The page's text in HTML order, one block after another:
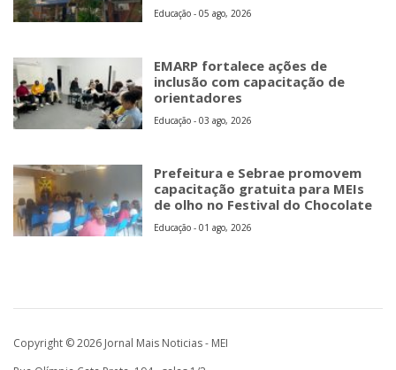
Educação - 05 ago, 2026
EMARP fortalece ações de
inclusão com capacitação de
orientadores
Educação - 03 ago, 2026
Prefeitura e Sebrae promovem
capacitação gratuita para MEIs
de olho no Festival do Chocolate
Educação - 01 ago, 2026
Copyright © 2026 Jornal Mais Noticias - MEI